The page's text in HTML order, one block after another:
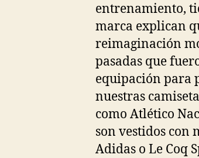
entrenamiento,
marca explican
reimaginación
pasadas que
equipación para
nuestras
como Atlético
son vestidos con
Adidas o Le Coq